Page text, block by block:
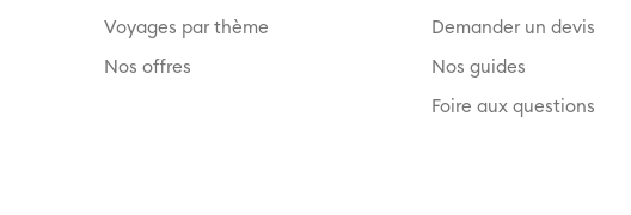
Voyages par thème
Nos offres
Demander un devis
Nos guides
Foire aux questions